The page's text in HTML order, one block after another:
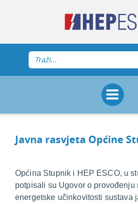
Javna rasvjeta Općine
Općina Stupnik i HEP ESCO, u
potpisali su Ugovor o provođenju
energetske učinkovitosti sustava